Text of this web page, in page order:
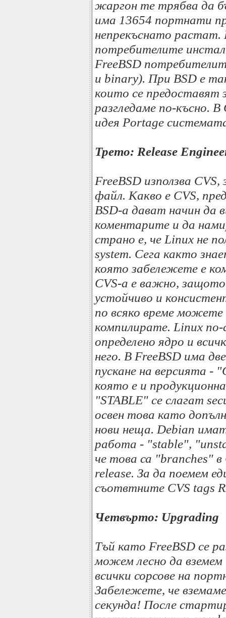
жаргон те трябва да
има 13654 портнати
непрекъснато растат.
потребителите
FreeBSD
и binary). При BSD е
които се предоставят
разгледаме по-късно.
идея Portage
Трето: Release
FreeBSD използва
файл. Какво е CVS,
BSD-a дават начин да
коментарите и да
страно е, че Linux не
system. Сега както
която забележете е
CVS-a е важно,
устойчиво и
по всяко време
компилирате. Linux по-
определено ядро и
него. В FreeBSD има
пускане на версията -
която е и
"STABLE" се слагат
освен това като
нови неща. Debian
работа - "stable",
че това са "branches"
release. За да поемем
съотвтните CVS tags
Четвърто: Upgrading
Тъй като FreeBSD се
можем лесно да
всички сорсове на
Забележете, че
секунда! После